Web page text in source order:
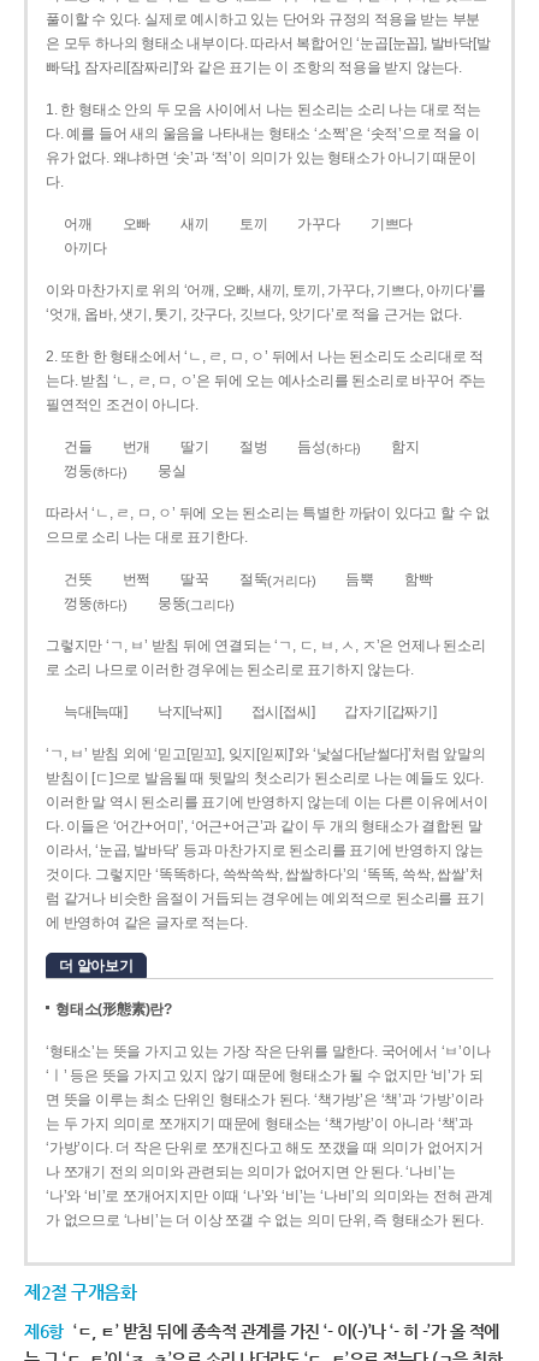
풀이할 수 있다. 실제로 예시하고 있는 단어와 규정의 적용을 받는 부분
은 모두 하나의 형태소 내부이다. 따라서 복합어인 ‘눈곱[눈꼽], 발바닥[발
빠닥], 잠자리[잠짜리]’와 같은 표기는 이 조항의 적용을 받지 않는다.
1. 한 형태소 안의 두 모음 사이에서 나는 된소리는 소리 나는 대로 적는
다. 예를 들어 새의 울음을 나타내는 형태소 ‘소쩍’은 ‘솟적’으로 적을 이
유가 없다. 왜냐하면 ‘솟’과 ‘적’이 의미가 있는 형태소가 아니기 때문이
다.
어깨 오빠 새끼 토끼 가꾸다
기쁘다
아끼다
이와 마찬가지로 위의 ‘어깨, 오빠, 새끼, 토끼, 가꾸다, 기쁘다, 아끼다’를
‘엇개, 옵바, 샛기, 톳기, 갓구다, 깃브다, 앗기다’로 적을 근거는 없다.
2. 또한 한 형태소에서 ‘ㄴ, ㄹ, ㅁ, ㅇ’ 뒤에서 나는 된소리도 소리대로 적
는다. 받침 ‘ㄴ, ㄹ, ㅁ, ㅇ’은 뒤에 오는 예사소리를 된소리로 바꾸어 주는
필연적인 조건이 아니다.
건들 번개 딸기 절벙 듬성(하다)
함지
껑둥(하다) 뭉실
따라서 ‘ㄴ, ㄹ, ㅁ, ㅇ’ 뒤에 오는 된소리는 특별한 까닭이 있다고 할 수 없
으므로 소리 나는 대로 표기한다.
건뜻 번쩍 딸꾹 절뚝(거리다) 듬뿍
함빡
껑뚱(하다) 뭉뚱(그리다)
그렇지만 ‘ㄱ, ㅂ’ 받침 뒤에 연결되는 ‘ㄱ, ㄷ, ㅂ, ㅅ, ㅈ’은 언제나 된소리
로 소리 나므로 이러한 경우에는 된소리로 표기하지 않는다.
늑대[늑때] 낙지[낙찌] 접시[접씨] 갑자기[갑짜기]
‘ㄱ, ㅂ’ 받침 외에 ‘믿고[믿꼬], 잊지[읻찌]’와 ‘낯설다[낟썰다]’처럼 앞말의
받침이 [ㄷ]으로 발음될 때 뒷말의 첫소리가 된소리로 나는 예들도 있다.
이러한 말 역시 된소리를 표기에 반영하지 않는데 이는 다른 이유에서이
다. 이들은 ‘어간+어미’, ‘어근+어근’과 같이 두 개의 형태소가 결합된 말
이라서, ‘눈곱, 발바닥’ 등과 마찬가지로 된소리를 표기에 반영하지 않는
것이다. 그렇지만 ‘똑똑하다, 쓱싹쓱싹, 쌉쌀하다’의 ‘똑똑, 쓱싹, 쌉쌀’처
럼 같거나 비슷한 음절이 거듭되는 경우에는 예외적으로 된소리를 표기
에 반영하여 같은 글자로 적는다.
더 알아보기
형태소(形態素)란?
‘형태소’는 뜻을 가지고 있는 가장 작은 단위를 말한다. 국어에서 ‘ㅂ’이나
‘ㅣ’ 등은 뜻을 가지고 있지 않기 때문에 형태소가 될 수 없지만 ‘비’가 되
면 뜻을 이루는 최소 단위인 형태소가 된다. ‘책가방’은 ‘책’과 ‘가방’이라
는 두 가지 의미로 쪼개지기 때문에 형태소는 ‘책가방’이 아니라 ‘책’과
‘가방’이다. 더 작은 단위로 쪼개진다고 해도 쪼갰을 때 의미가 없어지거
나 쪼개기 전의 의미와 관련되는 의미가 없어지면 안 된다. ‘나비’는
‘나’와 ‘비’로 쪼개어지지만 이때 ‘나’와 ‘비’는 ‘나비’의 의미와는 전혀 관계
가 없으므로 ‘나비’는 더 이상 쪼갤 수 없는 의미 단위, 즉 형태소가 된다.
제2절 구개음화
제6항 ‘ㄷ, ㅌ’ 받침 뒤에 종속적 관계를 가진 ‘- 이(-)’나 ‘- 히 -’가 올 적에